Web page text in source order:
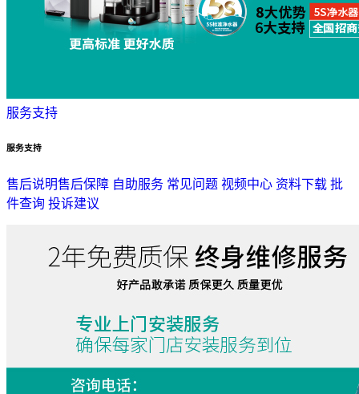
服务支持
服务支持
售后说明售后保障 自助服务 常见问题 视频中心 资料下载 批
件查询 投诉建议